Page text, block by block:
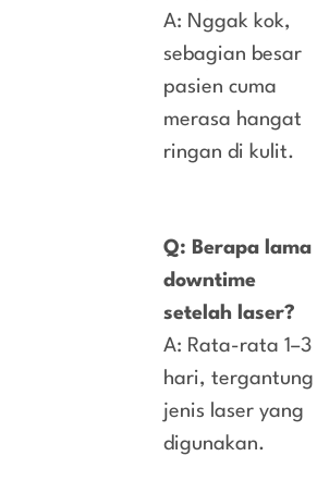
A: Nggak kok,
sebagian besar
pasien cuma
merasa hangat
ringan di kulit.
Q: Berapa lama
downtime
setelah laser?
A: Rata-rata 1–3
hari, tergantung
jenis laser yang
digunakan.